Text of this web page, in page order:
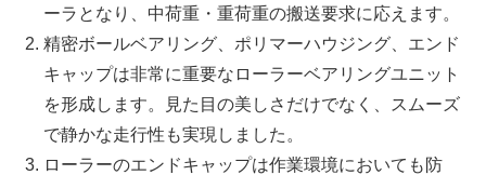
ーラとなり、中荷重・重荷重の搬送要求に応えます。
精密ボールベアリング、ポリマーハウジング、エンド
キャップは非常に重要なローラーベアリングユニット
を形成します。見た目の美しさだけでなく、スムーズ
で静かな走行性も実現しました。
ローラーのエンドキャップは作業環境においても防